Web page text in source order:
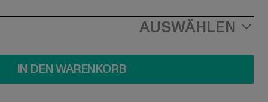
AUSWÄHLEN
IN DEN WARENKORB